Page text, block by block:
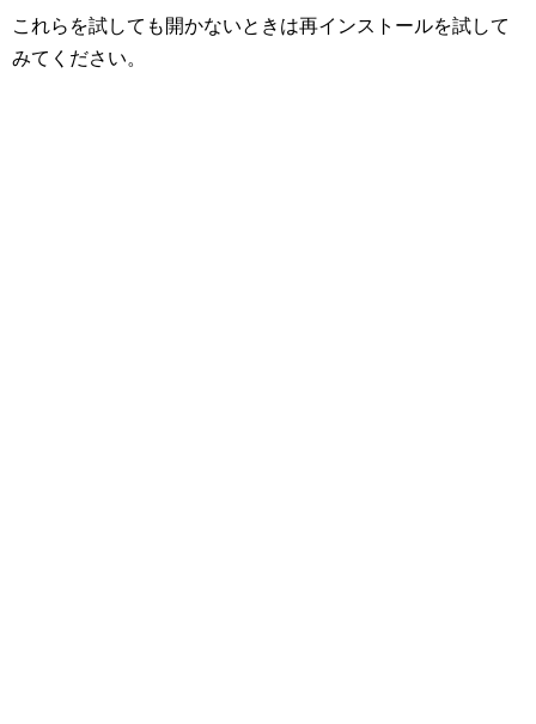
これらを試しても開かないときは再インストールを試して
みてください。